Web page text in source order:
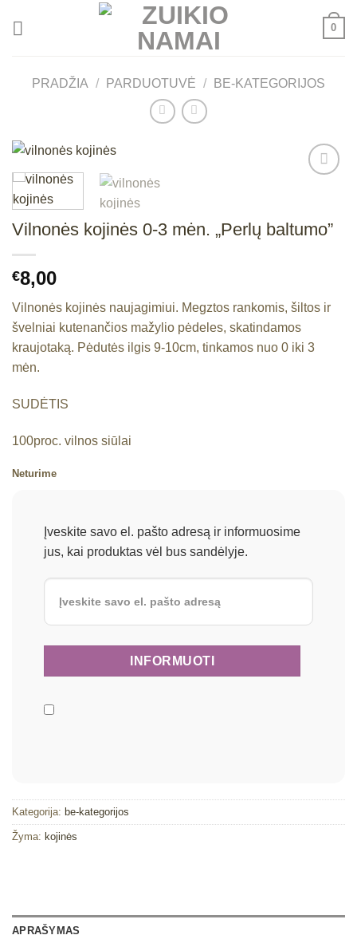
0
PRADŽIA / PARDUOTUVĖ / BE-KATEGORIJOS
Vilnonės kojinės 0-3 mėn. „Perlų baltumo”
€8,00
Vilnonės kojinės naujagimiui. Megztos rankomis, šiltos ir
švelniai kutenančios mažylio pėdeles, skatindamos
kraujotaką. Pėdutės ilgis 9-10cm, tinkamos nuo 0 iki 3
mėn.
SUDĖTIS
100proc. vilnos siūlai
Neturime
Įveskite savo el. pašto adresą ir informuosime
jus, kai produktas vėl bus sandėlyje.
Kategorija: be-kategorijos
Žyma: kojinės
APRAŠYMAS